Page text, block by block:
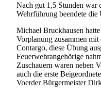
Nach gut 1,5 Stunden war
Wehrführung beendete die
Michael Bruckhausen
Vorplanung zusammen
Contargo, diese Übung
Feuerwehrangehörige
Zuschauern waren neben
auch die erste
Voerder Bürgermeister